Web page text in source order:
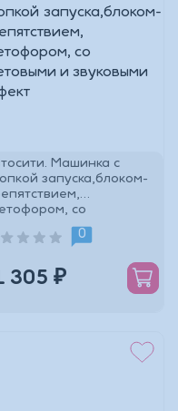
Машинка с
запуска,блоком-
со
и звуковыми
0
305 ₽